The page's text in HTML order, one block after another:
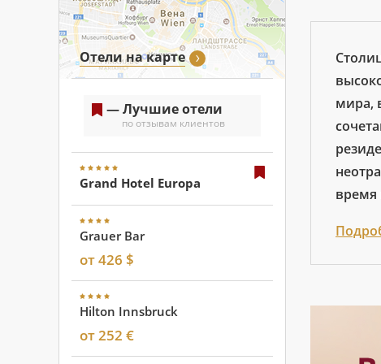
Отели на карте
— Лучшие отели
по отзывам клиентов
Grand Hotel Europa
Grauer Bar
от 426 $
Hilton Innsbruck
от 252 €
мира,
время